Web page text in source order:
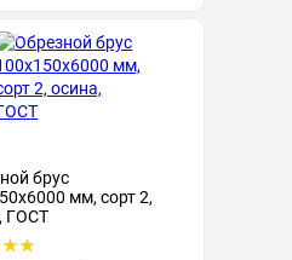
брус
мм, сорт 2,
ГОСТ